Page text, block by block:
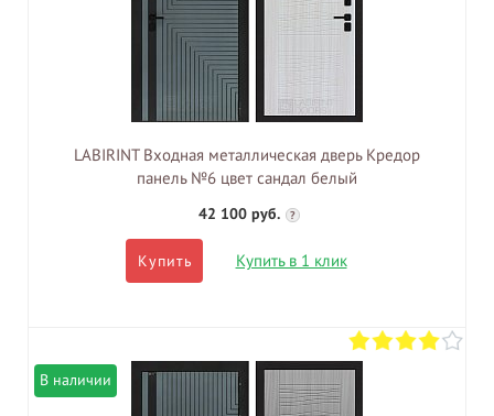
LABIRINT Входная металлическая дверь Кредор
панель №6 цвет сандал белый
42 100 руб. ?
Купить Купить в 1 клик
В наличии